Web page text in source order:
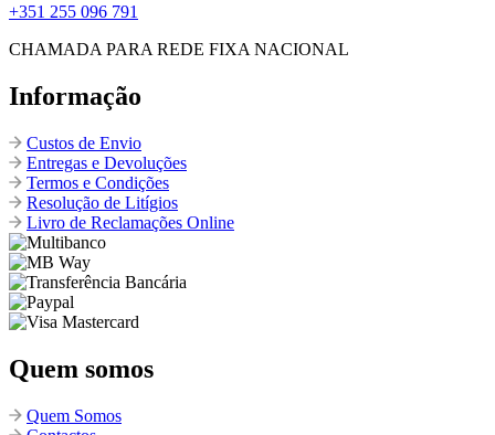
+351 255 096 791
CHAMADA PARA REDE FIXA NACIONAL
Informação
Custos de Envio
Entregas e Devoluções
Termos e Condições
Resolução de Litígios
Livro de Reclamações Online
Quem somos
Quem Somos